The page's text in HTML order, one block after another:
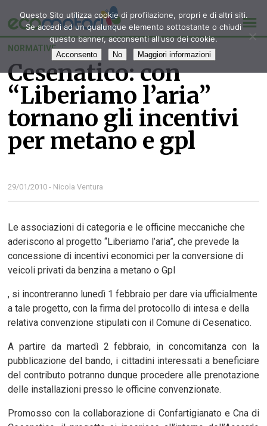
NORMATIVE
Cesenatico: con
“Liberiamo l’aria”
tornano gli incentivi
per metano e gpl
29/01/2010 - Nicola Ventura
Le associazioni di categoria e le officine meccaniche che
aderiscono al progetto “Liberiamo l’aria”, che prevede la
concessione di incentivi economici per la conversione di
veicoli privati da benzina a metano o Gpl
, si incontreranno lunedì 1 febbraio per dare via ufficialmente
a tale progetto, con la firma del protocollo di intesa e della
relativa convenzione stipulati con il Comune di Cesenatico.
A partire da martedì 2 febbraio, in concomitanza con la
pubblicazione del bando, i cittadini interessati a beneficiare
del contributo potranno dunque procedere alle prenotazione
delle installazioni presso le officine convenzionate.
Promosso con la collaborazione di Confartigianato e Cna di
Questo Sito utilizza cookie di profilazione, propri e di altri siti.
Se accedi ad un qualunque elemento sottostante o chiudi
questo banner, acconsenti all'uso dei cookie.
Acconsento No Maggiori informazioni